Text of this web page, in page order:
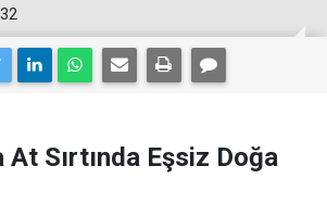
At Sırtında Eşsiz Doğa